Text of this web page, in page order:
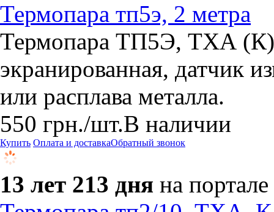
Термопара тп5э, 2 метра
Термопара ТП5Э, ТХА (К),
экранированная, датчик
или расплава металла.
550 грн./шт.В наличии
Купить Оплата и доставкаОбратный звонок
13 лет 213 дня на портале